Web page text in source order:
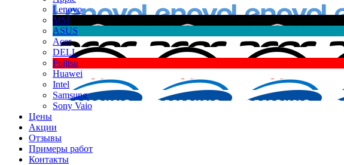
Lenovo
MSI
ASUS
Acer
DELL
Fujitsu
Huawei
Intel
Samsung
Sony Vaio
Цены
Акции
Отзывы
Примеры работ
Контакты